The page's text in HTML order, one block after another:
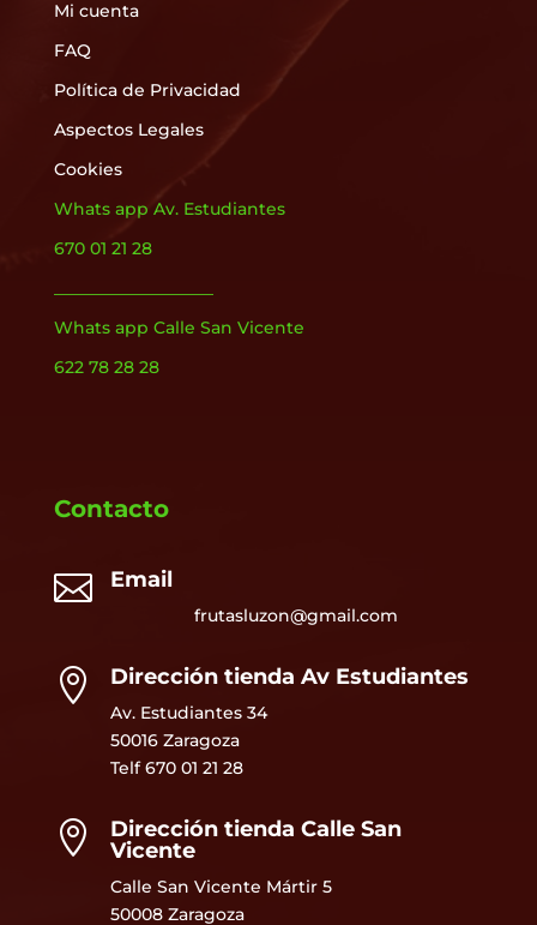
Mi cuenta
FAQ
Política de Privacidad
Aspectos Legales
Cookies
Whats app Av. Estudiantes
670 01 21 28
Whats app Calle San Vicente
622 78 28 28
Contacto
 Email
frutasluzon@gmail.com
 Dirección tienda Av Estudiantes
Av. Estudiantes 34
50016 Zaragoza
Telf670 01 21 28

Dirección tienda Calle San
Vicente
Calle San Vicente Mártir 5
50008 Zaragoza